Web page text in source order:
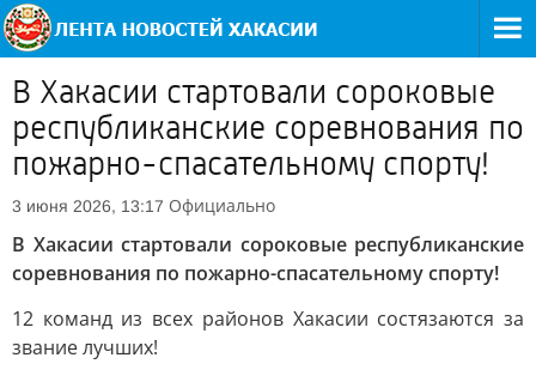
В Хакасии стартовали сороковые
республиканские соревнования по
пожарно-спасательному спорту!
3 июня 2026, 13:17 Официально
В Хакасии стартовали сороковые республиканские
соревнования по пожарно-спасательному спорту!
12 команд из всех районов Хакасии состязаются за
звание лучших!